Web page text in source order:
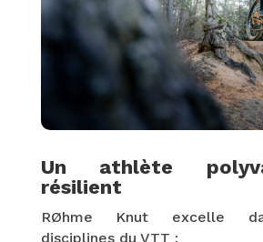
Un athlète
résilient
RØhme Knut excelle
disciplines du VTT :